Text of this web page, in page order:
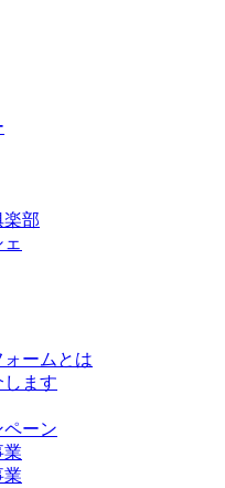
楽部
ームとは
ます
ペーン
業
業